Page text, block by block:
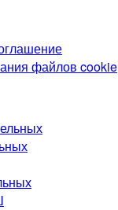
файлов cookie